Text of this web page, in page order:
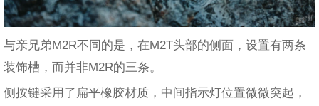
与亲兄弟M2R不同的是，在M2T头部的侧面，设置有两条
装饰槽，而并非M2R的三条。
侧按键采用了扁平橡胶材质，中间指示灯位置微微突起，